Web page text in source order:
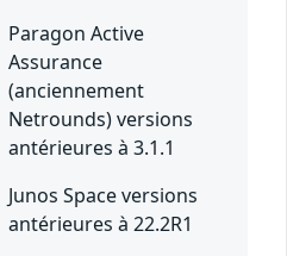
Paragon Active
Assurance
(anciennement
Netrounds) versions
antérieures à 3.1.1
Junos Space versions
antérieures à 22.2R1